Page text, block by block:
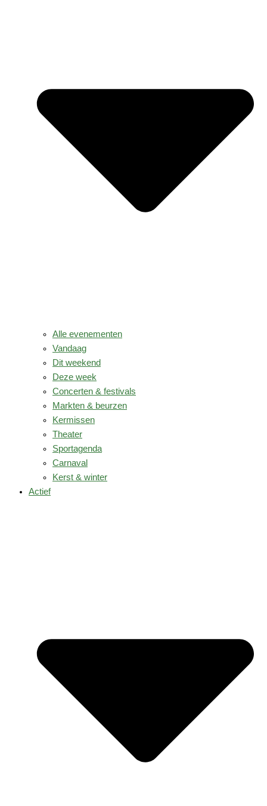
Alle evenementen
Vandaag
Dit weekend
Deze week
Concerten & festivals
Markten & beurzen
Kermissen
Theater
Sportagenda
Carnaval
Kerst & winter
Actief